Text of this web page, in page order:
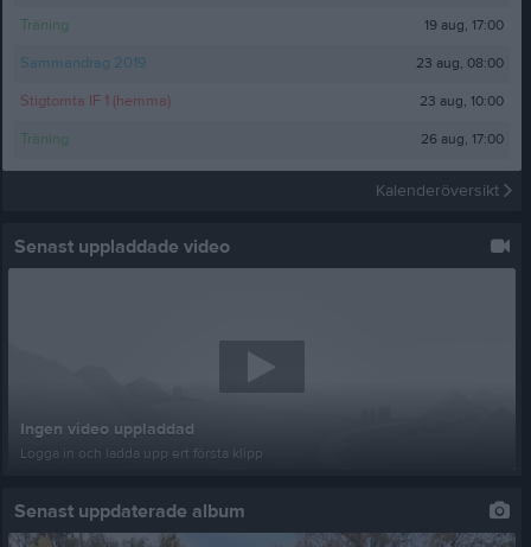
Träning 19 aug, 17:00
Sammandrag 2019 23 aug, 08:00
Stigtomta IF 1 (hemma) 23 aug, 10:00
Träning 26 aug, 17:00
Kalenderöversikt
Senast uppladdade video
Ingen video uppladdad
Logga in och ladda upp ert första klipp
Senast uppdaterade album